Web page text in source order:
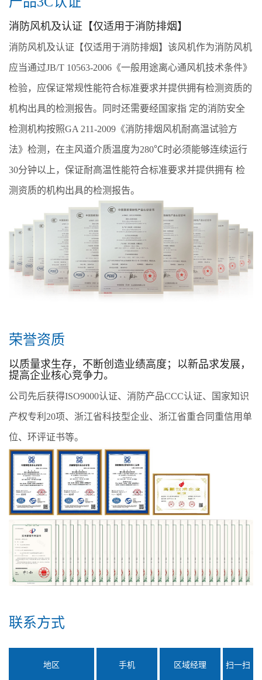
消防风机及认证【仅适用于消防排烟】
消防风机及认证【仅适用于消防排烟】该风机作为消防风机
应当通过JB/T 10563-2006《一般用途离心通风机技术条件》
检验，应保证常规性能符合标准要求并提供拥有检测资质的
机构出具的检测报告。同时还需要经国家指 定的消防安全
检测机构按照GA 211-2009《消防排烟风机耐高温试验方
法》检测，在主风道介质温度为280℃时必须能够连续运行
30分钟以上，保证耐高温性能符合标准要求并提供拥有 检
测资质的机构出具的检测报告。
荣誉资质
以质量求生存，不断创造业绩高度；以新品求发展，
提高企业核心竞争力。
公司先后获得ISO9000认证、消防产品CCC认证、国家知识
产权专利20项、浙江省科技型企业、浙江省重合同重信用单
位、环评证书等。
联系方式
地区 手机 区域经理 扫一扫